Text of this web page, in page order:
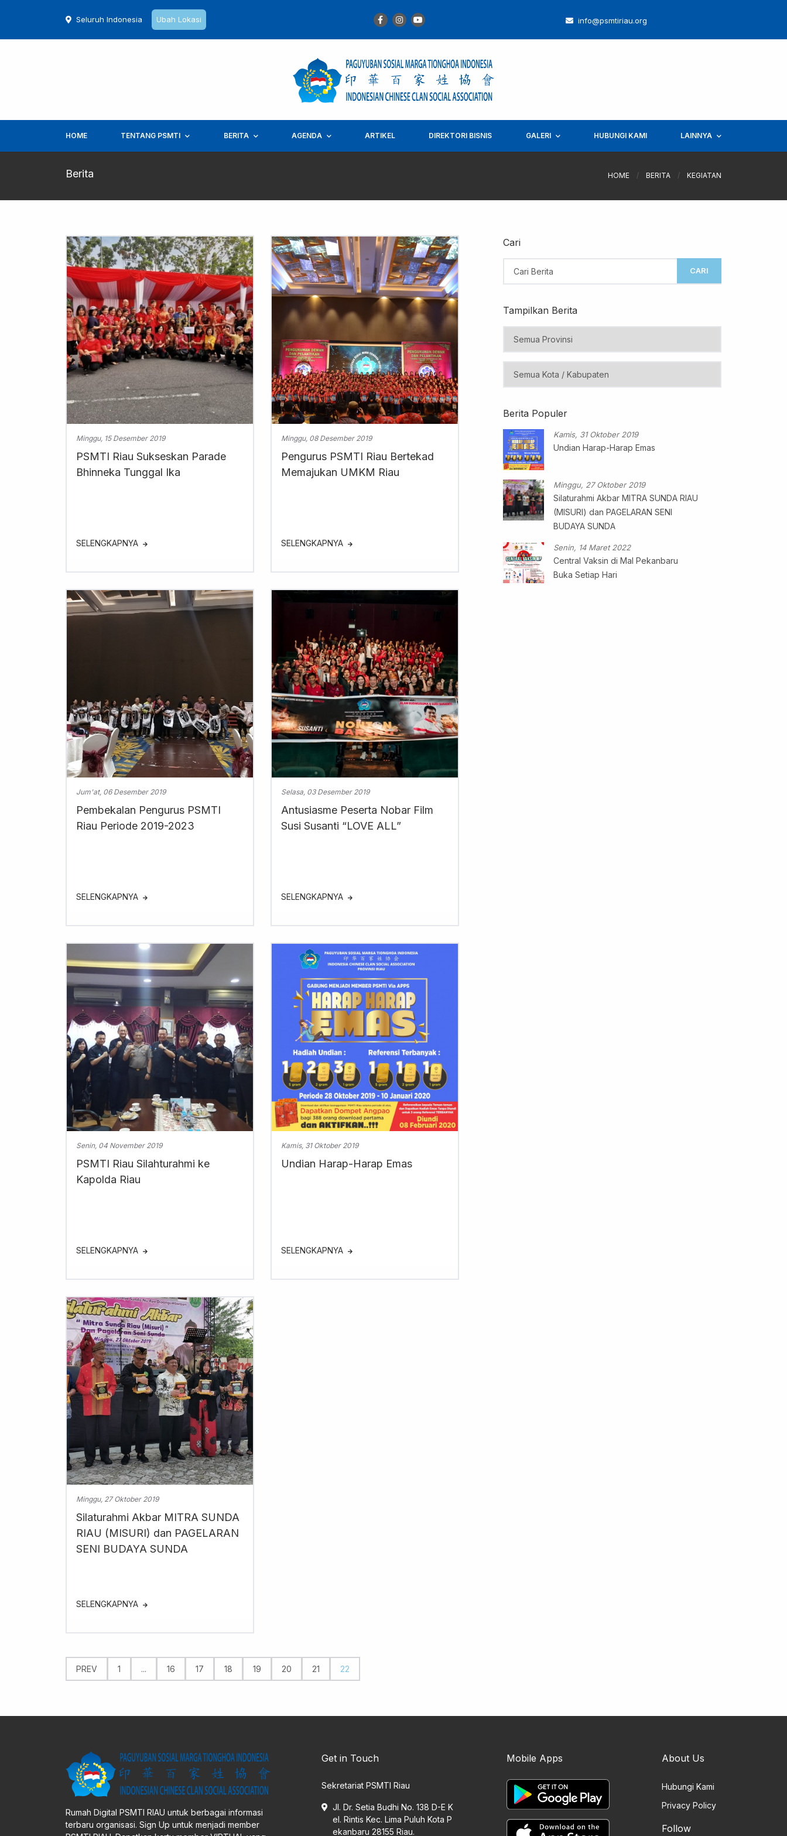
Seluruh Indonesia Ubah Lokasi info@psmtiriau.org
HOME TENTANG PSMTI BERITA AGENDA ARTIKEL DIREKTORI BISNIS GALERI HUBUNGI KAMI LAINNYA
Berita HOME / BERITA / KEGIATAN
Minggu, 15 Desember 2019
PSMTI Riau Sukseskan Parade
Bhinneka Tunggal Ika
SELENGKAPNYA
Minggu, 08 Desember 2019
Pengurus PSMTI Riau Bertekad
Memajukan UMKM Riau
SELENGKAPNYA
Jum'at, 06 Desember 2019
Pembekalan Pengurus PSMTI
Riau Periode 2019-2023
SELENGKAPNYA
Selasa, 03 Desember 2019
Antusiasme Peserta Nobar Film
Susi Susanti “LOVE ALL”
SELENGKAPNYA
Senin, 04 November 2019
PSMTI Riau Silahturahmi ke
Kapolda Riau
SELENGKAPNYA
Kamis, 31 Oktober 2019
Undian Harap-Harap Emas
SELENGKAPNYA
Minggu, 27 Oktober 2019
Silaturahmi Akbar MITRA SUNDA
RIAU (MISURI) dan PAGELARAN
SENI BUDAYA SUNDA
SELENGKAPNYA
Cari
CARI
Tampilkan Berita
Berita Populer
Kamis, 31 Oktober 2019
Undian Harap-Harap Emas
Minggu, 27 Oktober 2019
Silaturahmi Akbar MITRA SUNDA RIAU
(MISURI) dan PAGELARAN SENI
BUDAYA SUNDA
Senin, 14 Maret 2022
Central Vaksin di Mal Pekanbaru
Buka Setiap Hari
PREV 1 ... 16 17 18 19 20 21 22
Rumah Digital PSMTI RIAU untuk berbagai informasi
terbaru organisasi. Sign Up untuk menjadi member
Get in Touch
Sekretariat PSMTI Riau
Jl. Dr. Setia Budhi No. 138 D-E K
el. Rintis Kec. Lima Puluh Kota P
ekanbaru 28155 Riau.
Mobile Apps About Us
Hubungi Kami
Privacy Policy
Follow